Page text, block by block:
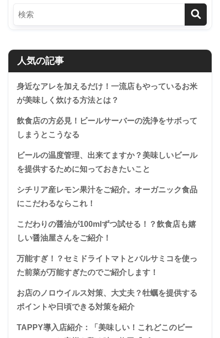
人気の記事
身近なアレを加えるだけ！一流店もやっているお米
が美味しく炊ける方法とは？
飲食店の方必見！ビールサーバーの洗浄をサボって
しまうとこうなる
ビールの温度管理、出来てますか？美味しいビール
を提供するために知っておきたいこと
シチリア産レモン果汁をご紹介。オーガニック食品
にこだわるならこれ！
こだわりの醤油が100mlずつ試せる！？飲食店も嬉
しい醤油屋さんをご紹介！
万能すぎ！？セミドライトマトとバルサミコを使っ
た前菜が万能すぎたのでご紹介します！
お店のノロウイルス対策、大丈夫？牡蠣を提供する
ポイントや日頃できる対策を紹介
TAPPY導入店紹介：「美味しい！これどこのビー